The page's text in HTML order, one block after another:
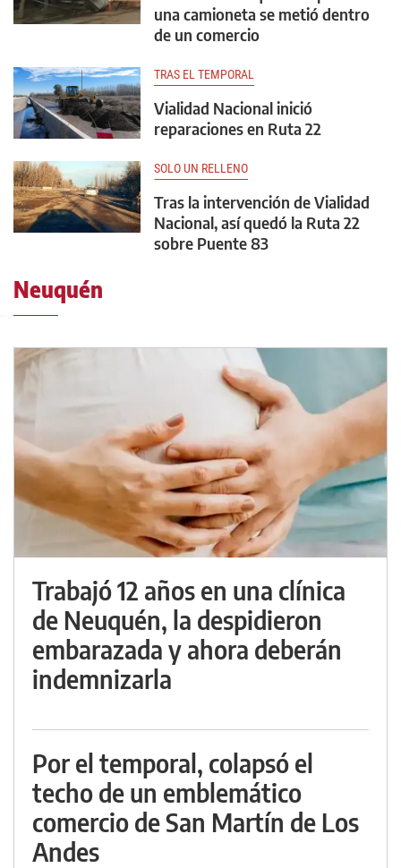
una camioneta se metió dentro
de un comercio
TRAS EL TEMPORAL
Vialidad Nacional inició
reparaciones en Ruta 22
SOLO UN RELLENO
Tras la intervención de Vialidad
Nacional, así quedó la Ruta 22
sobre Puente 83
Neuquén
Trabajó 12 años en una clínica
de Neuquén, la despidieron
embarazada y ahora deberán
indemnizarla
Por el temporal, colapsó el
techo de un emblemático
comercio de San Martín de Los
Andes